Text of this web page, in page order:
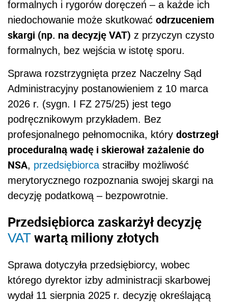
formalnych i rygorów doręczeń – a każde ich
niedochowanie może skutkować odrzuceniem
skargi (np. na decyzję VAT) z przyczyn czysto
formalnych, bez wejścia w istotę sporu.
Sprawa rozstrzygnięta przez Naczelny Sąd
Administracyjny postanowieniem z 10 marca
2026 r. (sygn. I FZ 275/25) jest tego
podręcznikowym przykładem. Bez
profesjonalnego pełnomocnika, który dostrzegł
proceduralną wadę i skierował zażalenie do
NSA, przedsiębiorca straciłby możliwość
merytorycznego rozpoznania swojej skargi na
decyzję podatkową – bezpowrotnie.
Przedsiębiorca zaskarżył decyzję
VAT wartą miliony złotych
Sprawa dotyczyła przedsiębiorcy, wobec
którego dyrektor izby administracji skarbowej
wydał 11 sierpnia 2025 r. decyzję określającą